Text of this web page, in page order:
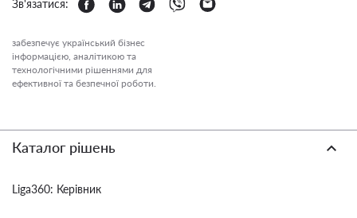
Зв'язатися:
забезпечує український бізнес
інформацією, аналітикою та
технологічними рішеннями для
ефективної та безпечної роботи.
Каталог рішень
Liga360: Керівник